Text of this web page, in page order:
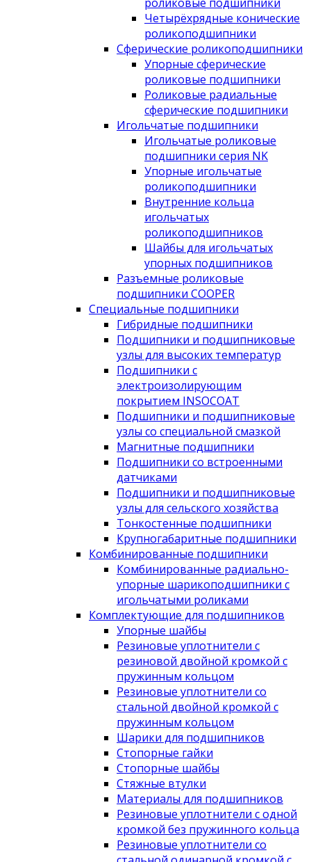
Четырёхрядные конические
роликоподшипники
Сферические роликоподшипники
Упорные сферические
роликовые подшипники
Роликовые радиальные
сферические подшипники
Игольчатые подшипники
Игольчатые роликовые
подшипники серия NK
Упорные игольчатые
роликоподшипники
Внутренние кольца
игольчатых
роликоподшипников
Шайбы для игольчатых
упорных подшипников
Разъемные роликовые
подшипники COOPER
Специальные подшипники
Гибридные подшипники
Подшипники и подшипниковые
узлы для высоких температур
Подшипники с
электроизолирующим
покрытием INSOCOAT
Подшипники и подшипниковые
узлы со специальной смазкой
Магнитные подшипники
Подшипники со встроенными
датчиками
Подшипники и подшипниковые
узлы для сельского хозяйства
Тонкостенные подшипники
Крупногабаритные подшипники
Комбинированные подшипники
Комбинированные радиально-
упорные шарикоподшипники с
игольчатыми роликами
Комплектующие для подшипников
Упорные шайбы
Резиновые уплотнители с
резиновой двойной кромкой с
пружинным кольцом
Резиновые уплотнители со
стальной двойной кромкой с
пружинным кольцом
Шарики для подшипников
Стопорные гайки
Стопорные шайбы
Стяжные втулки
Материалы для подшипников
Резиновые уплотнители с одной
кромкой без пружинного кольца
Резиновые уплотнители со